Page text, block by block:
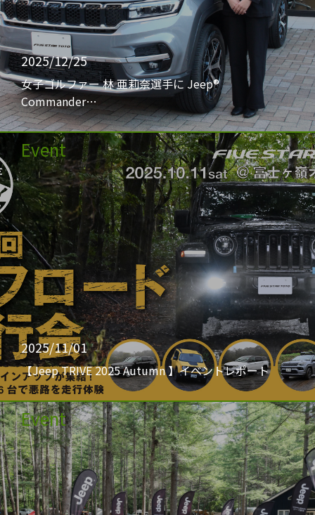
2025/12/25
女子ゴルファー 林 亜莉奈選手に Jeep®
Commander…
Event
2025/11/01
【Jeep TRIVE 2025 Autumn 】イベントレポート
Event